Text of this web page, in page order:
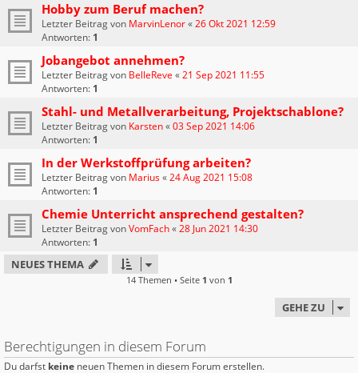
Hobby zum Beruf machen?
Letzter Beitrag von MarvinLenor«26 Okt 2021 12:59
Antworten: 1
Jobangebot annehmen?
Letzter Beitrag von BelleReve «21 Sep 2021 11:55
Antworten: 1
Stahl- und Metallverarbeitung, Projektschablone?
Letzter Beitrag von Karsten«03 Sep 2021 14:06
Antworten: 1
In der Werkstoffprüfung arbeiten?
Letzter Beitrag von Marius«24 Aug 2021 15:08
Antworten: 1
Chemie Unterricht ansprechend gestalten?
Letzter Beitrag vonVomFach«28 Jun 2021 14:30
Antworten: 1
NEUES THEMA
14 Themen • Seite 1 von 1
GEHE ZU
Berechtigungen in diesem Forum
Du darfst keine neuen Themen in diesem Forum erstellen.